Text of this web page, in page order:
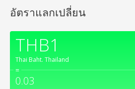
อัตราแลกเปลี่ยน
THB1
Thai Baht. Thailand
=
0.03